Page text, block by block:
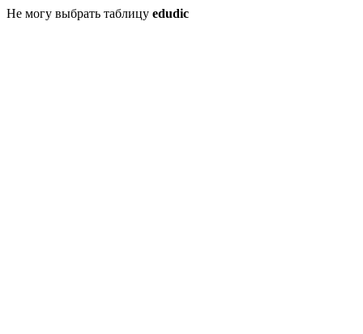
Не могу выбрать таблицу edudic